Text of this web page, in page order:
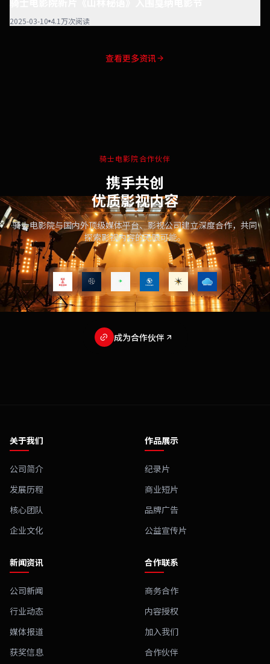
2025-03-10 4.1万次阅读
查看更多资讯
骑士电影院合作伙伴
携手共创
优质影视内容
骑士电影院与国内外顶级媒体平台、影视公司建立深度合作，共同
探索影视内容的无限可能。
成为合作伙伴
关于我们
公司简介
发展历程
核心团队
企业文化
作品展示
纪录片
商业短片
品牌广告
公益宣传片
新闻资讯
公司新闻
行业动态
媒体报道
获奖信息
合作联系
商务合作
内容授权
加入我们
合作伙伴